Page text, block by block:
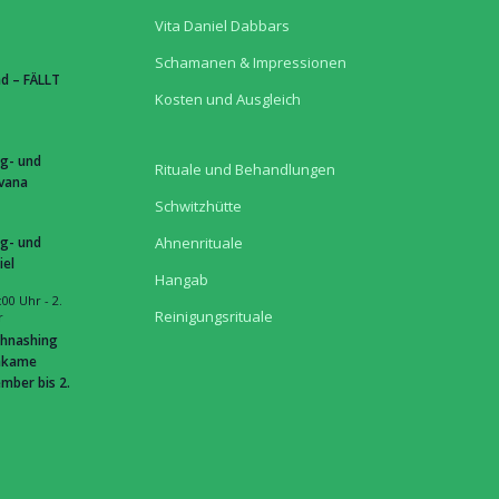
– FÄLLT
und
und
Uhr- 2.
bis 2.
Vita Daniel Dabbars
Schamanen & Impressionen
Kosten und Ausgleich
Rituale und Behandlungen
Schwitzhütte
Ahnenrituale
Hangab
Reinigungsrituale